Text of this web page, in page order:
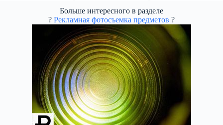
Больше интересного в разделе
? Рекламная фотосъемка предметов ?